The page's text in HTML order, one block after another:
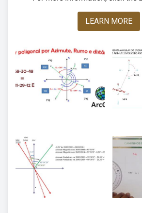
LEARN MORE